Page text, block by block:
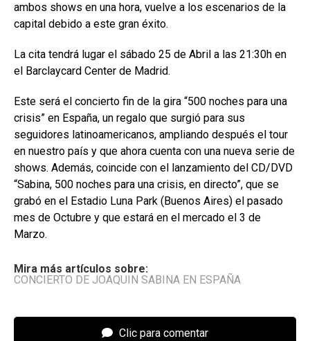
ambos shows en una hora, vuelve a los escenarios de la
capital debido a este gran éxito.
La cita tendrá lugar el sábado 25 de Abril a las 21:30h en
el Barclaycard Center de Madrid.
Este será el concierto fin de la gira “500 noches para una
crisis” en España, un regalo que surgió para sus
seguidores latinoamericanos, ampliando después el tour
en nuestro país y que ahora cuenta con una nueva serie de
shows. Además, coincide con el lanzamiento del CD/DVD
“Sabina, 500 noches para una crisis, en directo”, que se
grabó en el Estadio Luna Park (Buenos Aires) el pasado
mes de Octubre y que estará en el mercado el 3 de
Marzo.
Mira más artículos sobre:
CONCIERTO DE JOAQUIN SABINA EN ESPAÑA
Clic para comentar